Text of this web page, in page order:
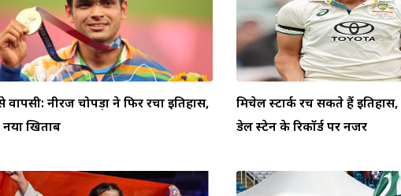
वापसी: नीरज चोपड़ा ने फिर रचा इतिहास,
नया खिताब
मिचेल स्टार्क रच सकते हैं
डेल स्टेन के रिकॉर्ड पर नजर